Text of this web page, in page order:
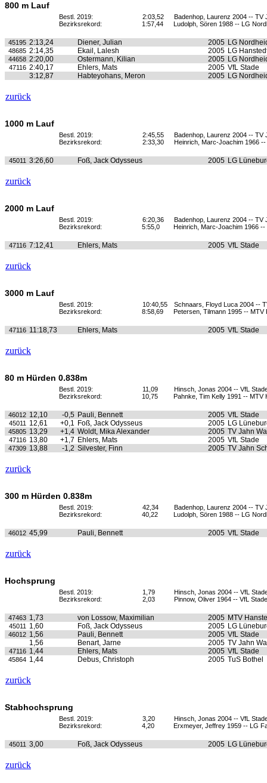
800 m Lauf
Bestl. 2019: 2:03,52
Badenhop, Laurenz 2004 -- TV
Bezirksrekord:
1:57,44 Ludolph, Sören 1988 -- LG
45195 2:13,24 Diener, Julian 2005 LG
48685 2:14,35 Ekail, Lalesh 2005 LG
44658 2:20,00 Ostermann, Kilian 2005 LG
47116 2:40,17 Ehlers, Mats 2005 VfL Stade
3:12,87
Habteyohans, Meron 2005 LG
zurück
1000 m Lauf
Bestl. 2019: 2:45,55
Badenhop, Laurenz 2004 -- TV
Bezirksrekord:
2:33,30 Heinrich, Marc-Joachim 1966
45011 3:26,60 Foß, Jack Odysseus 2005 LG
zurück
2000 m Lauf
Bestl. 2019: 6:20,36
Badenhop, Laurenz 2004 -- TV
Bezirksrekord:
5:55,0 Heinrich, Marc-Joachim 1966 --
47116 7:12,41 Ehlers, Mats 2005 VfL Stade
zurück
3000 m Lauf
Bestl. 2019: 10:40,55
Schnaars, Floyd Luca 2004 --
Bezirksrekord:
8:58,69 Petersen, Tilmann 1995 -- MTV
47116 11:18,73 Ehlers, Mats 2005 VfL Stade
zurück
80 m Hürden 0.838m
Bestl. 2019: 11,09
Hinsch, Jonas 2004 -- VfL
Bezirksrekord:
10,75 Pahnke, Tim Kelly 1991 -- MTV
46012 12,10 -0,5 Pauli, Bennett 2005 VfL Stade
45011 12,61 +0,1 Foß, Jack Odysseus 2005 LG
45805 13,29 +1,4 Woldt, Mika Alexander 2005 TV Jahn
47116 13,80 +1,7 Ehlers, Mats 2005 VfL Stade
47309 13,88 -1,2 Silvester, Finn 2005 TV Jahn
zurück
300 m Hürden 0.838m
Bestl. 2019: 42,34
Badenhop, Laurenz 2004 -- TV
Bezirksrekord:
40,22 Ludolph, Sören 1988 -- LG
46012 45,99 Pauli, Bennett 2005 VfL Stade
zurück
Hochsprung
Bestl. 2019: 1,79
Hinsch, Jonas 2004 -- VfL
Bezirksrekord:
2,03 Pinnow, Oliver 1964 -- VfL Stade
47463 1,73 von Lossow, Maximilian 2005 MTV
45011 1,60 Foß, Jack Odysseus 2005 LG
46012 1,56 Pauli, Bennett 2005 VfL Stade
1,56
Benart, Jarne 2005 TV Jahn
47116 1,44 Ehlers, Mats 2005 VfL Stade
45864 1,44 Debus, Christoph 2005 TuS Bothel
zurück
Stabhochsprung
Bestl. 2019: 3,20
Hinsch, Jonas 2004 -- VfL
Bezirksrekord:
4,20 Erxmeyer, Jeffrey 1959 -- LG
45011 3,00 Foß, Jack Odysseus 2005 LG
zurück